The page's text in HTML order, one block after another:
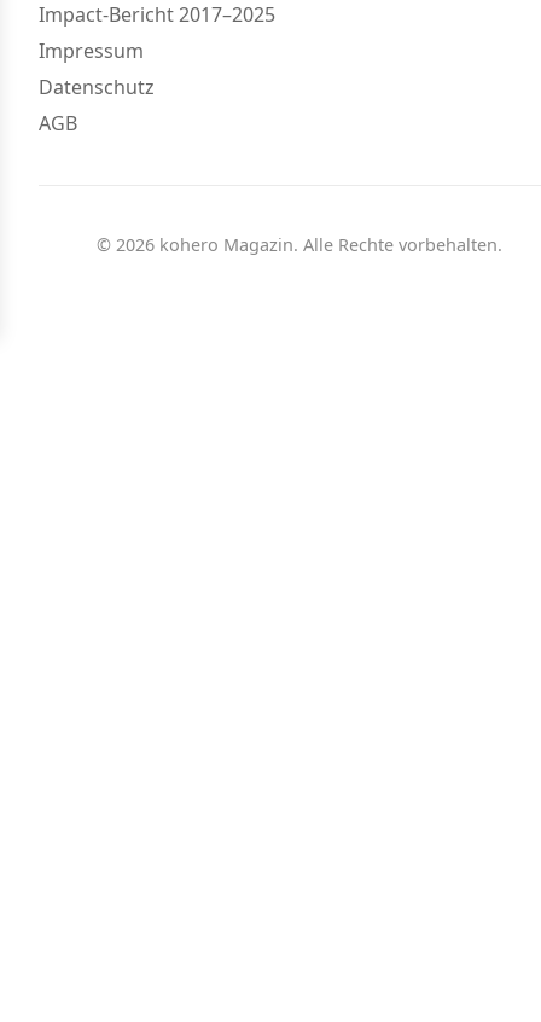
Impact-Bericht 2017–2025
Impressum
Datenschutz
AGB
© 2026 kohero Magazin. Alle Rechte vorbehalten.